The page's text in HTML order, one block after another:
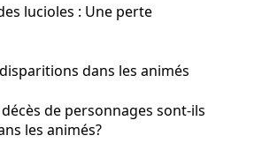
lucioles : Une perte
dans les animés
de personnages sont-ils
les animés?